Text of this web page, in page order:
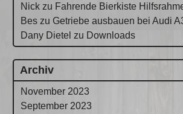
Nick zu Fahrende Bierkiste
Bes zuGetriebe ausbauen bei Audi
Dany Dietel zu Downloads
Archiv
November 2023
September 2023